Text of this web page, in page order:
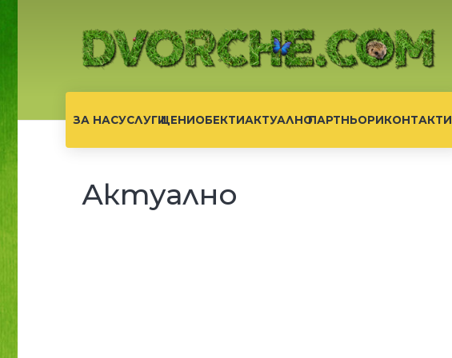
ЗА НАСУСЛУГИЦЕНИОБЕКТИАКТУАЛНОПАРТНЬОРИКОНТАКТИ
Актуално